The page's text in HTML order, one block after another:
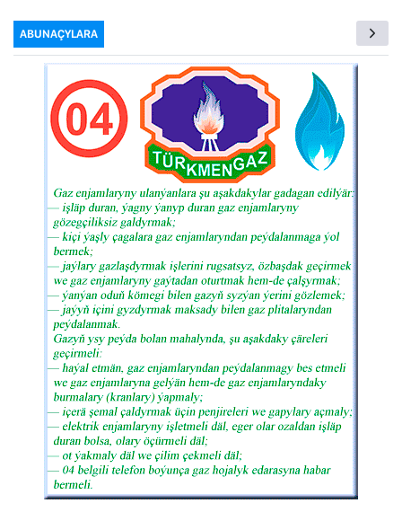
ABUNAÇYLARA